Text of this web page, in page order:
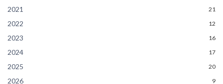
2021 21
2022 12
2023 16
2024 17
2025 20
2026 9